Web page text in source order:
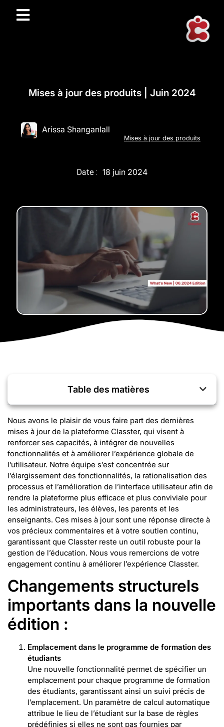
Mises à jour des produits | Juin 2024
Arissa Shanganlall
Mises à jour des produits
Date : 18 juin 2024
Table des matières
Nous avons le plaisir de vous faire part des dernières
mises à jour de la plateforme Classter, qui visent à
renforcer ses capacités, à intégrer de nouvelles
fonctionnalités et à améliorer l’expérience globale de
l’utilisateur. Notre équipe s’est concentrée sur
l’élargissement des fonctionnalités, la rationalisation des
processus et l’amélioration de l’interface utilisateur afin de
rendre la plateforme plus efficace et plus conviviale pour
les administrateurs, les élèves, les parents et les
enseignants. Ces mises à jour sont une réponse directe à
vos précieux commentaires et à votre soutien continu,
garantissant que Classter reste un outil robuste pour la
gestion de l’éducation. Nous vous remercions de votre
engagement continu à améliorer l’expérience Classter.
Changements structurels
importants dans la nouvelle
édition :
Emplacement dans le programme de formation des
étudiants
Une nouvelle fonctionnalité permet de spécifier un
emplacement pour chaque programme de formation
des étudiants, garantissant ainsi un suivi précis de
l’emplacement. Un paramètre de calcul automatique
attribue le lieu de l’étudiant sur la base de règles
prédéfinies si elles ne sont pas fournies par